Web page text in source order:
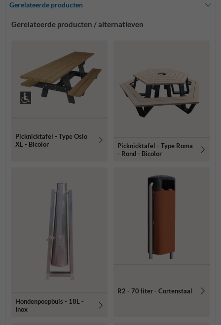
Gerelateerde producten
Gerelateerde producten / alternatieven
Picknicktafel - Type Oslo
XL - Bicolor
Picknicktafel - Type Roma
- Rond - Bicolor
Hondenpoepbuis - 18L -
Inox
R2 - 70 liter - Cortenstaal